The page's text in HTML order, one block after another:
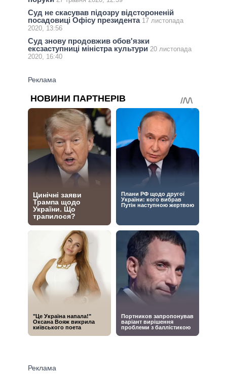
Суд не скасував підозру відстороненій
посадовиці Офісу президента 17 листопада
2020, 13:56
Суд знову продовжив обов'язки
ексзаступниці міністра культури 20 листопада
2020, 16:40